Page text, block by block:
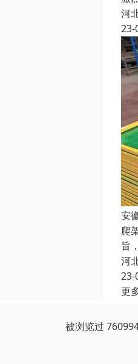
河
23-
安
爬
旨
河
23-
更
被浏览过